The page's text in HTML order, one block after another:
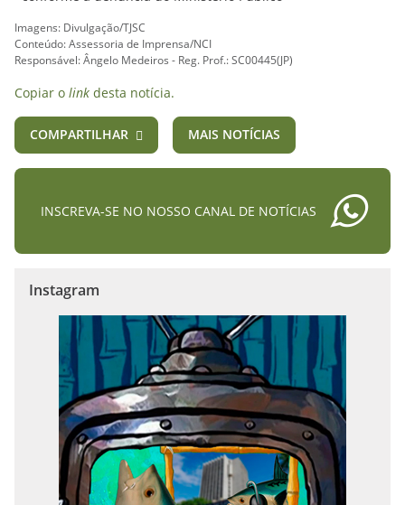
Imagens: Divulgação/TJSC
Conteúdo: Assessoria de Imprensa/NCI
Responsável: Ângelo Medeiros - Reg. Prof.: SC00445(JP)
Copiar o link desta notícia.
COMPARTILHAR MAIS NOTÍCIAS
INSCREVA-SE NO NOSSO CANAL DE NOTÍCIAS
Instagram